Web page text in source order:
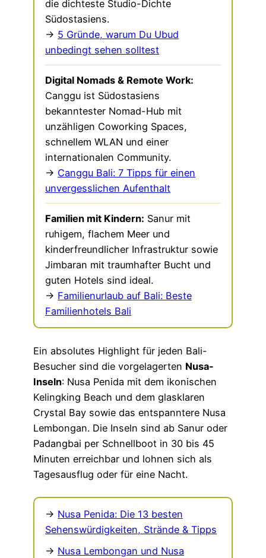
die dichteste Studio-Dichte
Südostasiens.
→ 5 Gründe, warum Du Ubud
unbedingt sehen solltest
Digital Nomads & Remote Work:
Canggu ist Südostasiens
bekanntester Nomad-Hub mit
unzähligen Coworking Spaces,
schnellem WLAN und einer
internationalen Community.
→ Canggu Bali: 7 Tipps für einen
unvergesslichen Aufenthalt
Familien mit Kindern: Sanur mit
ruhigem, flachem Meer und
kinderfreundlicher Infrastruktur sowie
Jimbaran mit traumhafter Bucht und
guten Hotels sind ideal.
→ Familienurlaub auf Bali: Beste
Familienhotels Bali
Ein absolutes Highlight für jeden Bali-
Besucher sind die vorgelagerten Nusa-
Inseln: Nusa Penida mit dem ikonischen
Kelingking Beach und dem glasklaren
Crystal Bay sowie das entspanntere Nusa
Lembongan. Die Inseln sind ab Sanur oder
Padangbai per Schnellboot in 30 bis 45
Minuten erreichbar und lohnen sich als
Tagesausflug oder für eine Nacht.
→ Nusa Penida: Die 13 besten
Sehenswürdigkeiten, Strände & Tipps
→ Nusa Lembongan und Nusa